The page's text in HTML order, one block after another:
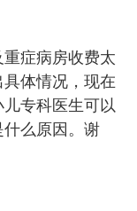
症病房收费太
体情况，现在
专科医生可以
么原因。谢